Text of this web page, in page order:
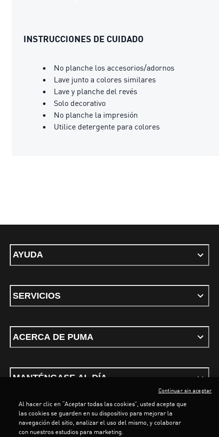
INSTRUCCIONES DE CUIDADO
No planche los accesorios/adornos
Lave junto a colores similares
Lave y planche del revés
Solo decorativo
No planche la impresión
Utilice detergente para colores
AYUDA
SERVICIOS
ACERCA DE PUMA
MANTÉNGASE AL DÍA
Términos y condicionesPolítica de Privacidad
Al hacer clic en “Aceptar todas las cookies”, usted acepta que
las cookies se guarden en su dispositivo para mejorar la
navegación del sitio, analizar el uso del mismo, y colaborar
con nuestros estudios para marketing.
Continuar sin aceptar